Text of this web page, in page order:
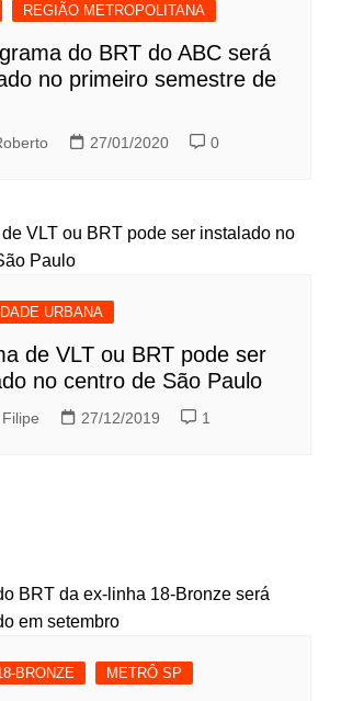
REGIÃO METROPOLITANA
do BRT do ABC será
no primeiro semestre de
27/01/2020 0
URBANA
de VLT ou BRT pode ser
no centro de São Paulo
27/12/2019 1
BRONZE METRÔ SP